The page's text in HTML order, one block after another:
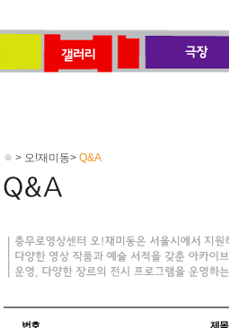
> 오!재미동> Q&A
번호 제목